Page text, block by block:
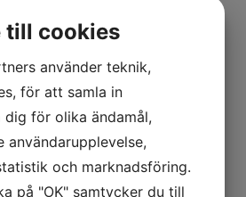
till cookies
använder teknik,
för att samla in
för olika ändamål,
användarupplevelse,
och marknadsföring.
på "OK" samtycker du till